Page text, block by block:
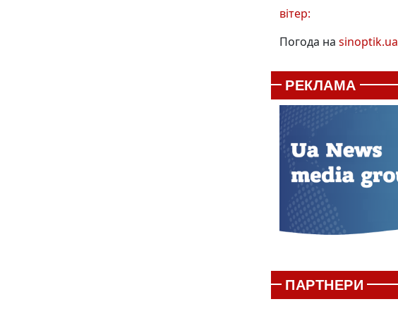
вітер:
Погода на sinoptik.ua
РЕКЛАМА
ПАРТНЕРИ